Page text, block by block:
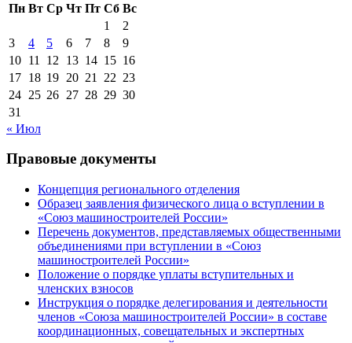
Пн Вт Ср Чт Пт Сб Вс
1
2
3
4 5 6 7 8
9
10 11 12 13 14 15 16
17 18 19 20 21 22 23
24 25 26 27 28 29 30
31
« Июл
Правовые документы
Концепция регионального отделения
Образец заявления физического лица о вступлении в
«Союз машиностроителей России»
Перечень документов, представляемых общественными
объединениями при вступлении в «Союз
машиностроителей России»
Положение о порядке уплаты вступительных и
членских взносов
Инструкция о порядке делегирования и деятельности
членов «Союза машиностроителей России» в составе
координационных, совещательных и экспертных